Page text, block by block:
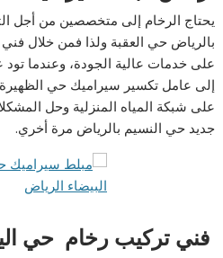
يحتاج الرخام إلى متخصصين من أجل
بالرياض حي العقبة ولذا فمن خلال
على خدمات عالية الجودة، وعندما
إلى عامل تكسير سيراميك حي
على شبكة المياه المنزلية وحل
جديد حي النسيم بالرياض مرة أخري.
فني تركيب رخام حي